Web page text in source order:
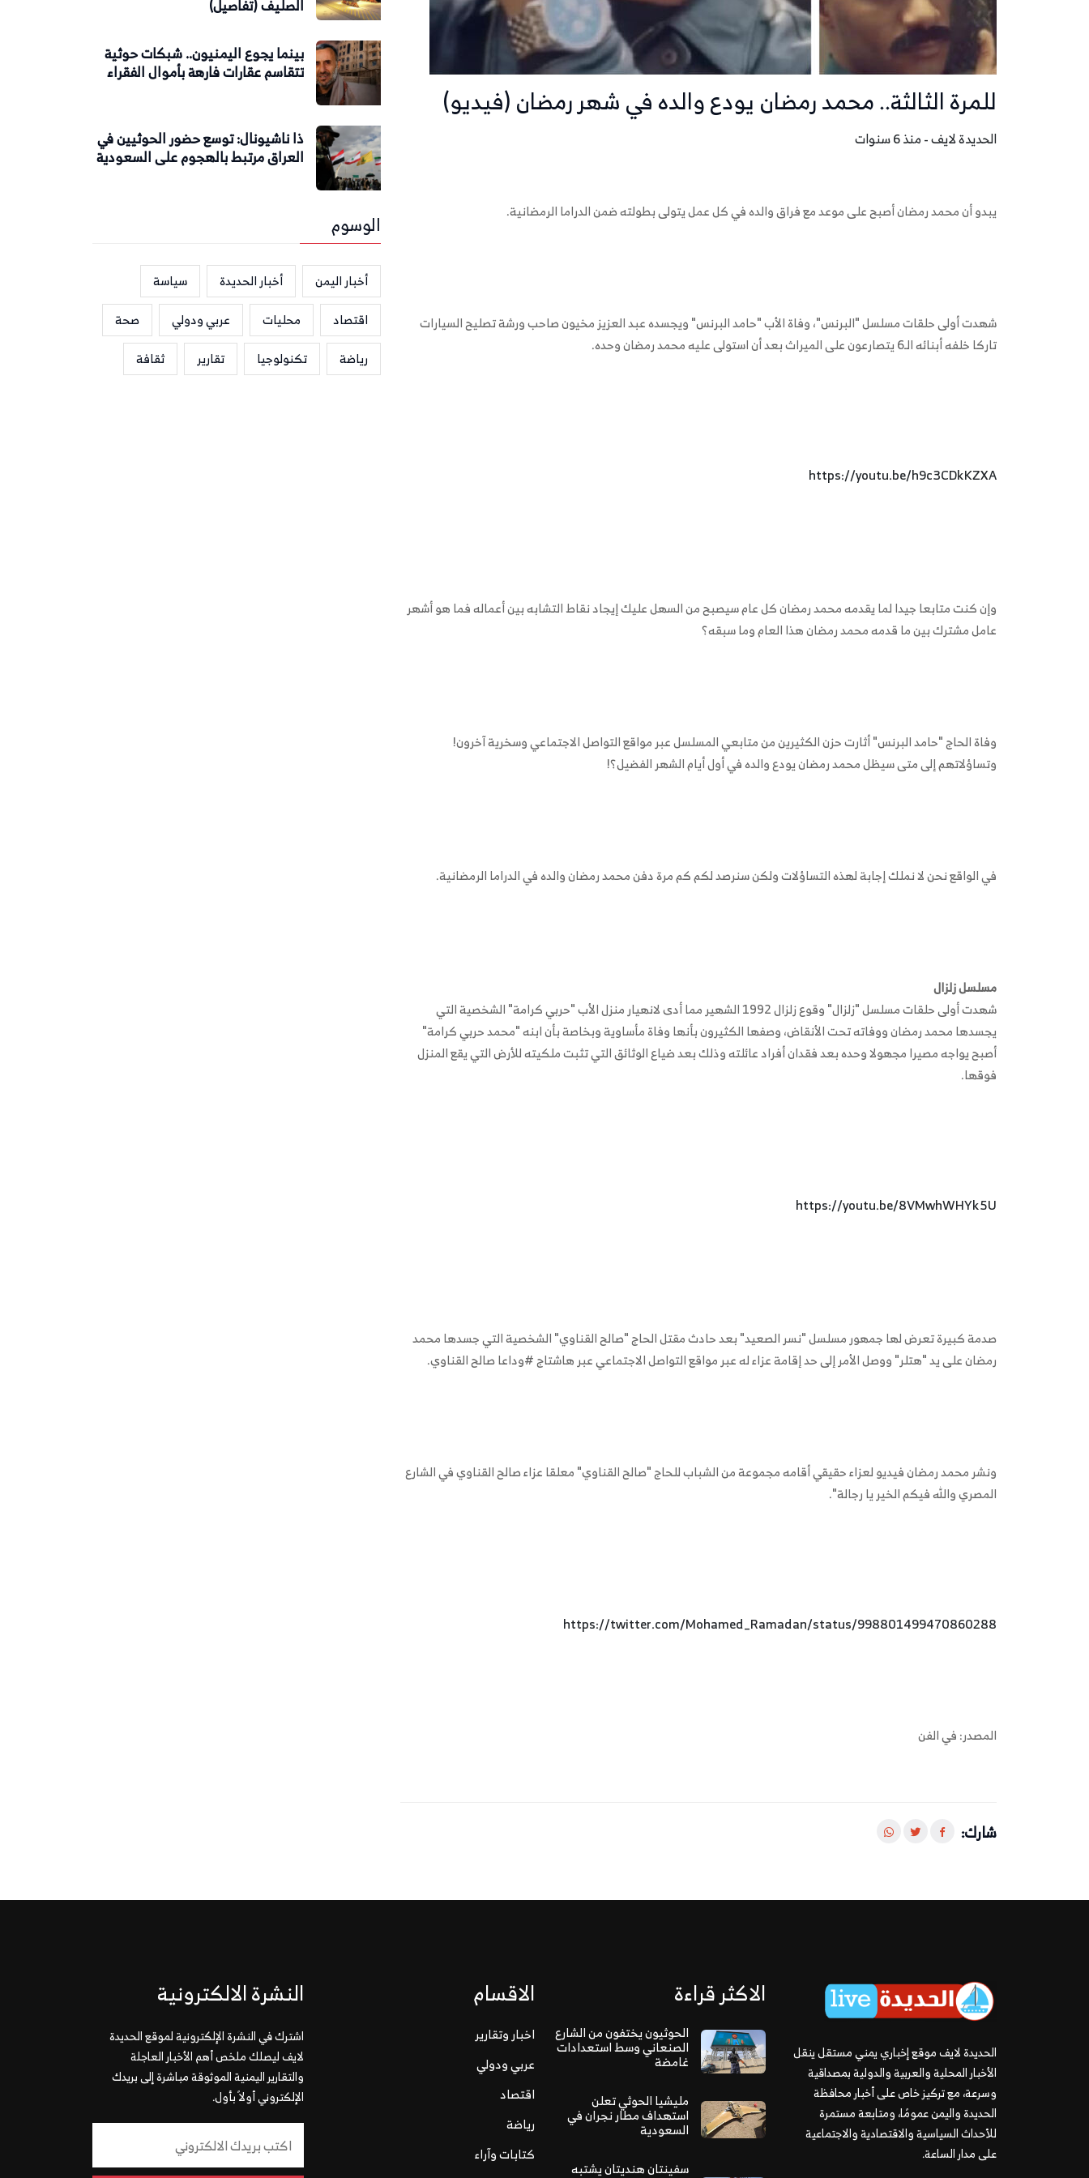
للمرة الثالثة.. محمد رمضان يودع والده في شهر رمضان (فيديو)
الحديدة لايف - منذ 6 سنوات
يبدو أن محمد رمضان أصبح على موعد مع فراق والده في كل عمل يتولى بطولته ضمن الدراما الرمضانية.
شهدت أولى حلقات مسلسل "البرنس"، وفاة الأب "حامد البرنس" ويجسده عبد العزيز مخيون صاحب ورشة تصليح السيارات
تاركا خلفه أبنائه الـ6 يتصارعون على الميراث بعد أن استولى عليه محمد رمضان وحده.
https://youtu.be/h9c3CDkKZXA
وإن كنت متابعا جيدا لما يقدمه محمد رمضان كل عام سيصبح من السهل عليك إيجاد نقاط التشابه بين أعماله فما هو أشهر
عامل مشترك بين ما قدمه محمد رمضان هذا العام وما سبقه؟
وفاة الحاج "حامد البرنس" أثارت حزن الكثيرين من متابعي المسلسل عبر مواقع التواصل الاجتماعي وسخرية آخرون!
وتساؤلاتهم إلى متى سيظل محمد رمضان يودع والده في أول أيام الشهر الفضيل؟!
في الواقع نحن لا نملك إجابة لهذه التساؤلات ولكن سنرصد لكم كم مرة دفن محمد رمضان والده في الدراما الرمضانية.
مسلسل زلزال
شهدت أولى حلقات مسلسل "زلزال" وقوع زلزال 1992 الشهير مما أدى لانهيار منزل الأب "حربي كرامة" الشخصية التي
يجسدها محمد رمضان ووفاته تحت الأنقاض، وصفها الكثيرون بأنها وفاة مأساوية وبخاصة بأن ابنه "محمد حربي كرامة"
أصبح يواجه مصيرا مجهولا وحده بعد فقدان أفراد عائلته وذلك بعد ضياع الوثائق التي تثبت ملكيته للأرض التي يقع المنزل
فوقها.
https://youtu.be/8VMwhWHYk5U
صدمة كبيرة تعرض لها جمهور مسلسل "نسر الصعيد" بعد حادث مقتل الحاج "صالح القناوي" الشخصية التي جسدها محمد
رمضان على يد "هتلر" ووصل الأمر إلى حد إقامة عزاء له عبر مواقع التواصل الاجتماعي عبر هاشتاج #وداعا صالح القناوي.
ونشر محمد رمضان فيديو لعزاء حقيقي أقامه مجموعة من الشباب للحاج "صالح القناوي" معلقا عزاء صالح القناوي في الشارع
المصري والله فيكم الخير يا رجالة".
https://twitter.com/Mohamed_Ramadan/status/998801499470860288
المصدر: في الفن
شارك:
الصليف (تفاصيل)
بينما يجوع اليمنيون.. شبكات حوثية
تتقاسم عقارات فارهة بأموال الفقراء
ذا ناشيونال: توسع حضور الحوثيين في
العراق مرتبط بالهجوم على السعودية
الوسوم
أخبار اليمن أخبار الحديدة
سياسة
اقتصاد
محليات عربي ودولي
صحة
رياضة
تكنولوجيا تقارير ثقافة
الحديدة لايف موقع إخباري يمني مستقل ينقل
الأخبار المحلية والعربية والدولية بمصداقية
وسرعة، مع تركيز خاص على أخبار محافظة
الحديدة واليمن عمومًا، ومتابعة مستمرة
للأحداث السياسية والاقتصادية والاجتماعية
على مدار الساعة.
الاكثر قراءة
الحوثيون يختفون من الشارع
الصنعاني وسط استعدادات
غامضة
مليشيا الحوثي تعلن
استهداف مطار نجران في
السعودية
سفينتان هنديتان يشتبه
الاقسام
اخبار وتقارير
عربي ودولي
اقتصاد
رياضة
كتابات وآراء
النشرة الالكترونية
اشترك في النشرة الإلكترونية لموقع الحديدة
لايف ليصلك ملخص أهم الأخبار العاجلة
والتقارير اليمنية الموثوقة مباشرة إلى بريدك
الإلكتروني أولاً بأول.